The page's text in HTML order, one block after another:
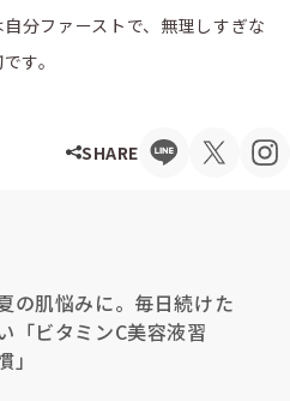
分ファーストで、無理しすぎな
す。
SHARE
の肌悩みに。毎日続けた
「ビタミンC美容液習
」